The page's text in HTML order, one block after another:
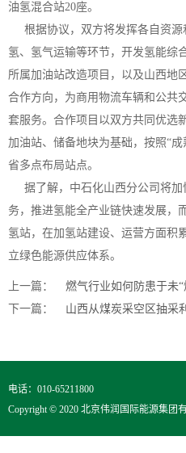
油氢混合站20座。
根据协议，双方将发挥各自资源
氢、氢气运输等环节，开发氢能综
所属加油站改造项目，以及山西地
合作方向，为商用物流车辆和公共
套服务。合作项目以双方共同优选
加油站、储备地块为基础，按照“
省多点布局站点。
据了解，中石化山西分公司将加
务，推进氢能全产业链快速发展，
氢站，在加氢站建设、运营方面积
立绿色能源供应体系。
上一篇：
燃气行业如何防患于未“
下一篇：
山西从煤炭采空区抽采
电话：010-65211800
Copyright © 2020 北京伟润国际能源集团